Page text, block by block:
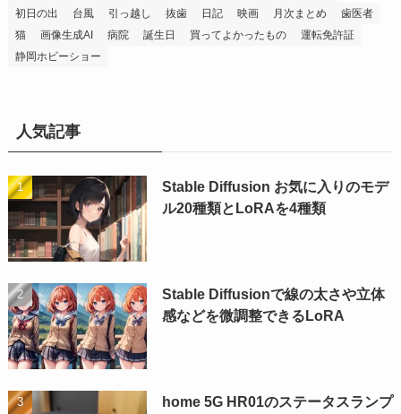
初日の出
台風 引っ越し 抜歯 日記 映画 月次まとめ
歯医者
猫
画像生成AI 病院 誕生日 買ってよかったもの
運転免許証
静岡ホビーショー
人気記事
Stable Diffusion お気に入りのモデ
ル20種類とLoRAを4種類
Stable Diffusionで線の太さや立体
感などを微調整できるLoRA
home 5G HR01のステータスランプ